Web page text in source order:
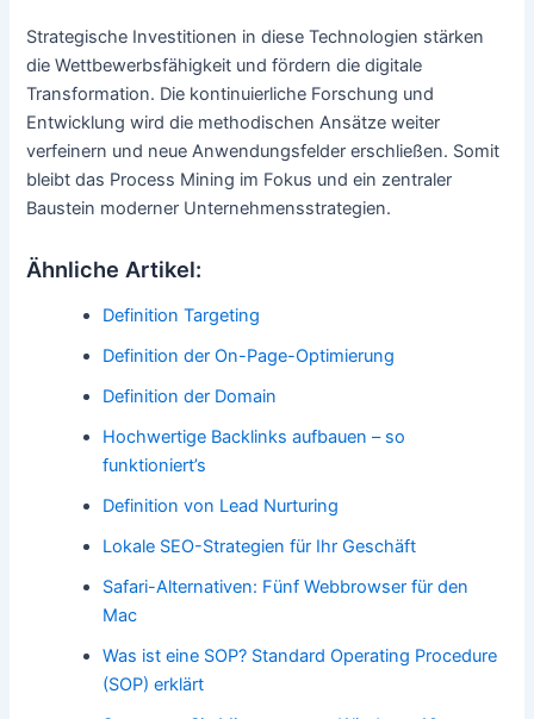
Strategische Investitionen in diese Technologien stärken
die Wettbewerbsfähigkeit und fördern die digitale
Transformation. Die kontinuierliche Forschung und
Entwicklung wird die methodischen Ansätze weiter
verfeinern und neue Anwendungsfelder erschließen. Somit
bleibt das Process Mining im Fokus und ein zentraler
Baustein moderner Unternehmensstrategien.
Ähnliche Artikel:
Definition Targeting
Definition der On-Page-Optimierung
Definition der Domain
Hochwertige Backlinks aufbauen – so
funktioniert’s
Definition von Lead Nurturing
Lokale SEO-Strategien für Ihr Geschäft
Safari-Alternativen: Fünf Webbrowser für den
Mac
Was ist eine SOP? Standard Operating Procedure
(SOP) erklärt